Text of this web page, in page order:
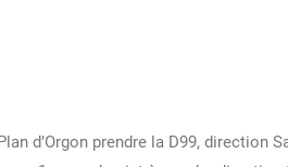
d’Orgon prendre la D99, direction